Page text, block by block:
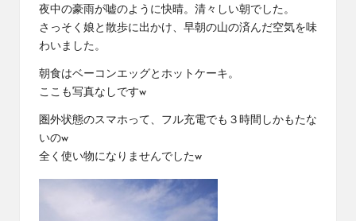
夜中の豪雨が嘘のように快晴。清々しい朝でした。
さっそく娘と散歩に出かけ、早朝の山の済んだ空気を味
わいました。
朝食はベーコンエッグとホットケーキ。
ここも写真なしですw
圏外状態のスマホって、フル充電でも３時間しかもたな
いのw
全く使い物になりませんでしたw